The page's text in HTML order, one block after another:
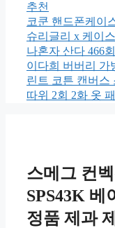
추천
코쿤 핸드폰케이
슈리글리 x 케이
나혼자 산다 466
이다희 버버리 가
린트 코튼 캔버스
따위 2회 2화 옷
스메그 컨
SPS43K 베
정품 제과